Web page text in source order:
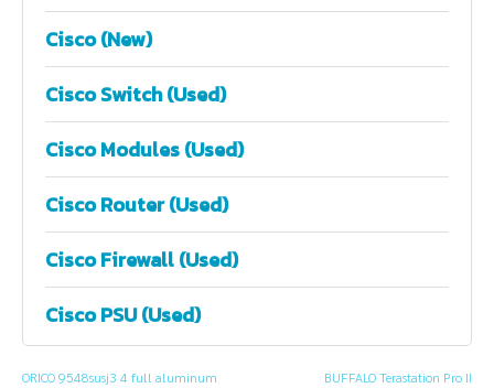
Cisco (New)
Cisco Switch (Used)
Cisco Modules (Used)
Cisco Router (Used)
Cisco Firewall (Used)
Cisco PSU (Used)
BUFFALO Terastation Pro II
ORICO 9548susj3 4 full aluminum